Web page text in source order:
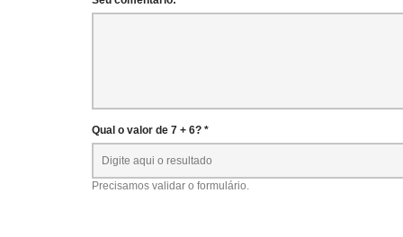
Qual o valor de 7 + 6? *
Precisamos validar o formulário.